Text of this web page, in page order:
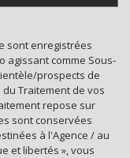
2 802
91,65 %
8,04 %
15,71 %
sont enregistrées
agissant comme Sous-
prospects de
Traitement de vos
repose sur
sont conservées
à l'Agence / au
et libertés », vous